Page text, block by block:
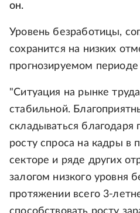
он.
Уровень безработицы,
сохранится на низких
прогнозируемом периоде
"Ситуация на рынке
стабильной.
складываться
росту спроса на кадры
секторе и ряде других
залогом низкого уровня
протяжении всего 3-